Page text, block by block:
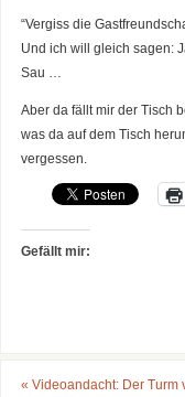
“Vergiss die
Und ich will gleich sagen:
Sau …
Aber da fällt mir der Tisch
was da auf dem Tisch
vergessen.
Gefällt mir:
« Videoandacht: Der Turm